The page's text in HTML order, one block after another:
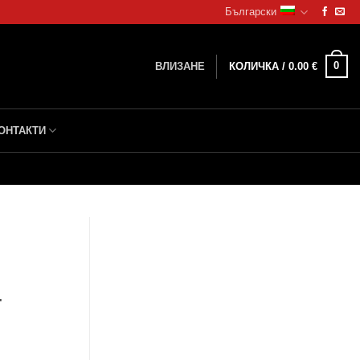
Български
ВЛИЗАНЕ КОЛИЧКА / 0.00 € 0